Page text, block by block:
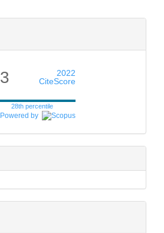
2022
CiteScore
28th percentile
Powered by